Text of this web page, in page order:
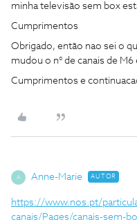
minha televisão sem box
Cumprimentos
Obrigado, então nao sei o
mudou o n° de canais de
Cumprimentos e
A Anne-Marie AUTOR
https://www.nos.pt/
canais/Pages/canais-sem-